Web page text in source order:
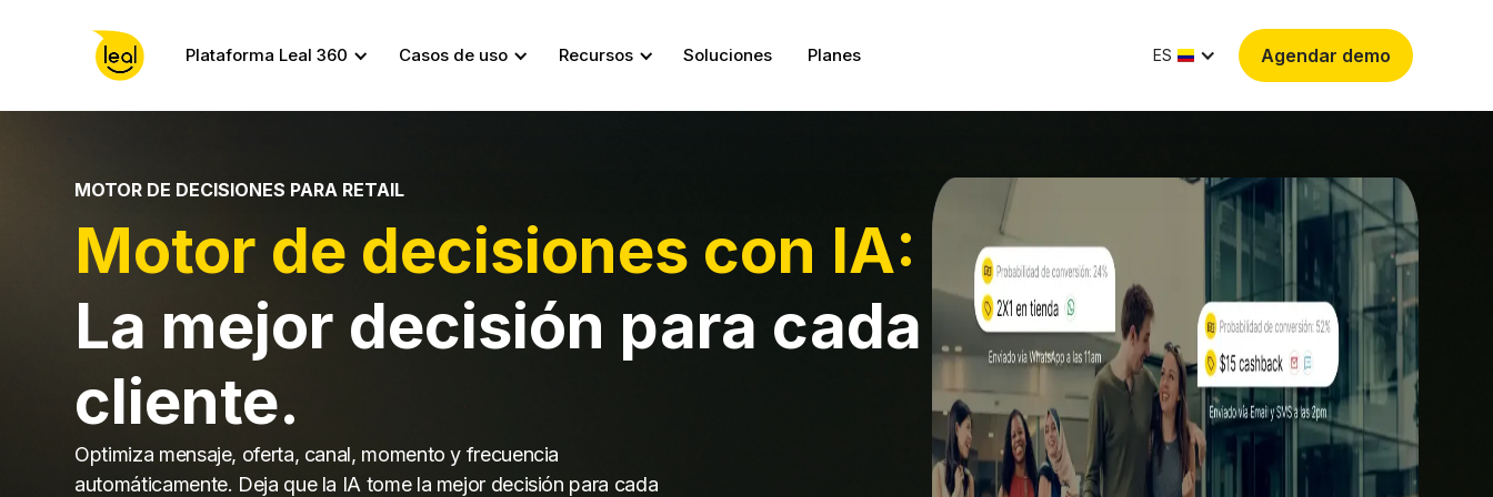
Plataforma Leal 360 Casos de uso Recursos Soluciones Planes ES Agendar demo
MOTOR DE DECISIONES PARA RETAIL
Motor de decisiones con IA:
La mejor decisión para cada
cliente.
Optimiza mensaje, oferta, canal, momento y frecuencia
automáticamente. Deja que la IA tome la mejor decisión para cada